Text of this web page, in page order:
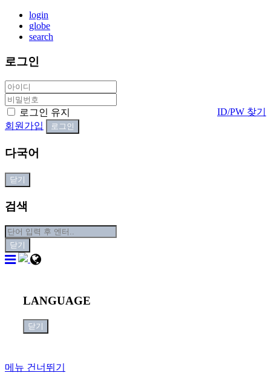
login
globe
search
로그인
ID/PW 찾기
로그인 유지
회원가입
다국어
닫기
검색
닫기
LANGUAGE
닫기
메뉴 건너뛰기